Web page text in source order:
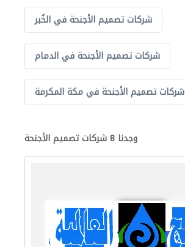
شركات تصميم الأجنحة في الخُبر
شركات تصميم الأجنحة في الدمام
شركات تصميم الأجنحة في مكة المكرمة
وجدنا 8 شركات تصميم الأجنحة